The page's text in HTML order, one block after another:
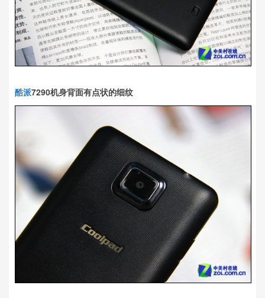
酷派7290机身背面有点状的细纹